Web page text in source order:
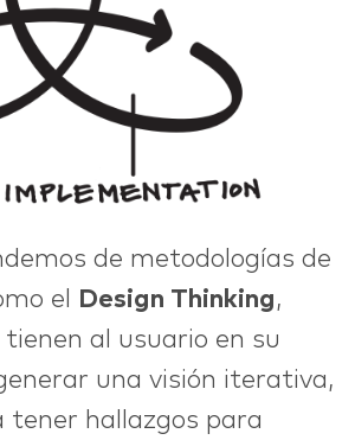
de metodologías de
el
Design Thinking,
al usuario en su
una visión iterativa,
tener hallazgos para